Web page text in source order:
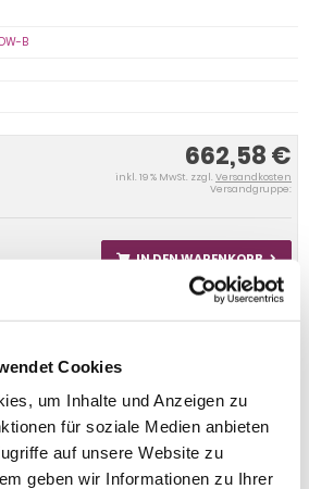
Cookies
um Inhalte und Anzeigen zu
für soziale Medien anbieten
auf unsere Website zu
geben wir Informationen zu Ihrer
662,58 €
inkl. 19 % MwSt. zzgl. Versandkosten
Versandgruppe:
IN DEN WARENKORB
B